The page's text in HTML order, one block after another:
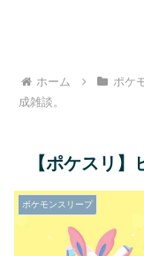
ホーム ポケ
成雑談。
【ポケスリ】
ポケモンスリープ